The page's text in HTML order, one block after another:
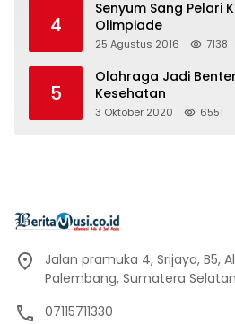
4
Senyum Sang Pelari
Olimpiade
25 Agustus 2016 7138
5
Olahraga Jadi
Kesehatan
3 Oktober 2020 6551
Jalan pramuka 4, Srijaya, B5,
Palembang, Sumatera
07115711330